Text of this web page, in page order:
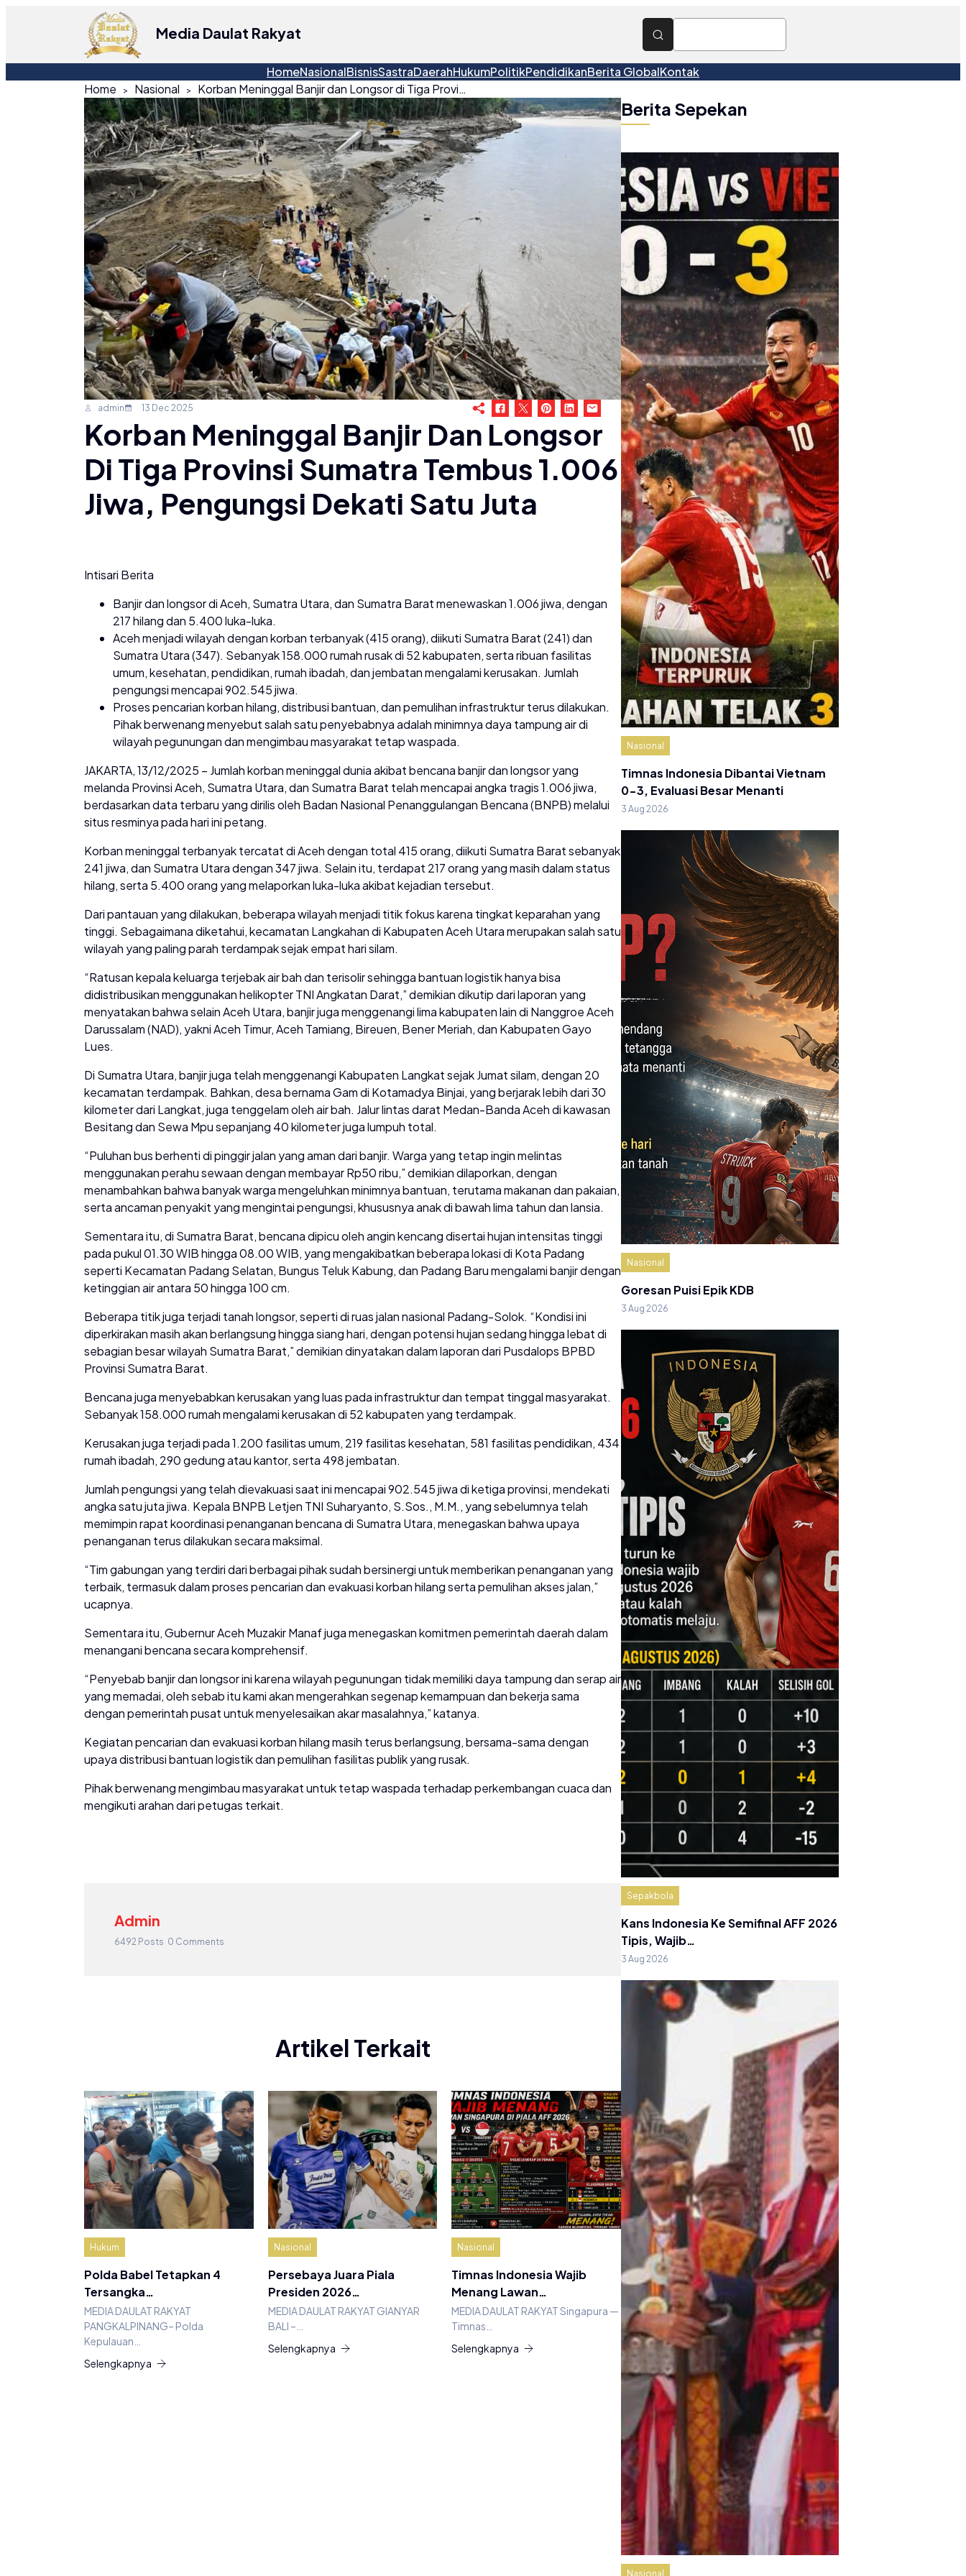
Media Daulat Rakyat
HomeNasionalBisnisSastraDaerahHukumPolitikPendidikanBerita GlobalKontak
Home
Nasional Korban Meninggal Banjir dan Longsor di Tiga Provinsi Sumatra Tembus 1.006 Jiwa, Pengungsi Dekati Satu Juta
admin 13 Dec 2025
Korban Meninggal Banjir Dan Longsor
Di Tiga Provinsi Sumatra Tembus 1.006
Jiwa, Pengungsi Dekati Satu Juta
Intisari Berita
Banjir dan longsor di Aceh, Sumatra Utara, dan Sumatra Barat menewaskan 1.006 jiwa, dengan
217 hilang dan 5.400 luka-luka.
Aceh menjadi wilayah dengan korban terbanyak (415 orang), diikuti Sumatra Barat (241) dan
Sumatra Utara (347). Sebanyak 158.000 rumah rusak di 52 kabupaten, serta ribuan fasilitas
umum, kesehatan, pendidikan, rumah ibadah, dan jembatan mengalami kerusakan. Jumlah
pengungsi mencapai 902.545 jiwa.
Proses pencarian korban hilang, distribusi bantuan, dan pemulihan infrastruktur terus dilakukan.
Pihak berwenang menyebut salah satu penyebabnya adalah minimnya daya tampung air di
wilayah pegunungan dan mengimbau masyarakat tetap waspada.
JAKARTA, 13/12/2025 – Jumlah korban meninggal dunia akibat bencana banjir dan longsor yang
melanda Provinsi Aceh, Sumatra Utara, dan Sumatra Barat telah mencapai angka tragis 1.006 jiwa,
berdasarkan data terbaru yang dirilis oleh Badan Nasional Penanggulangan Bencana (BNPB) melalui
situs resminya pada hari ini petang.
Korban meninggal terbanyak tercatat di Aceh dengan total 415 orang, diikuti Sumatra Barat sebanyak
241 jiwa, dan Sumatra Utara dengan 347 jiwa. Selain itu, terdapat 217 orang yang masih dalam status
hilang, serta 5.400 orang yang melaporkan luka-luka akibat kejadian tersebut.
Dari pantauan yang dilakukan, beberapa wilayah menjadi titik fokus karena tingkat keparahan yang
tinggi. Sebagaimana diketahui, kecamatan Langkahan di Kabupaten Aceh Utara merupakan salah satu
wilayah yang paling parah terdampak sejak empat hari silam.
“Ratusan kepala keluarga terjebak air bah dan terisolir sehingga bantuan logistik hanya bisa
didistribusikan menggunakan helikopter TNI Angkatan Darat,” demikian dikutip dari laporan yang
menyatakan bahwa selain Aceh Utara, banjir juga menggenangi lima kabupaten lain di Nanggroe Aceh
Darussalam (NAD), yakni Aceh Timur, Aceh Tamiang, Bireuen, Bener Meriah, dan Kabupaten Gayo
Lues.
Di Sumatra Utara, banjir juga telah menggenangi Kabupaten Langkat sejak Jumat silam, dengan 20
kecamatan terdampak. Bahkan, desa bernama Gam di Kotamadya Binjai, yang berjarak lebih dari 30
kilometer dari Langkat, juga tenggelam oleh air bah. Jalur lintas darat Medan-Banda Aceh di kawasan
Besitang dan Sewa Mpu sepanjang 40 kilometer juga lumpuh total.
“Puluhan bus berhenti di pinggir jalan yang aman dari banjir. Warga yang tetap ingin melintas
menggunakan perahu sewaan dengan membayar Rp50 ribu,” demikian dilaporkan, dengan
menambahkan bahwa banyak warga mengeluhkan minimnya bantuan, terutama makanan dan pakaian,
serta ancaman penyakit yang mengintai pengungsi, khususnya anak di bawah lima tahun dan lansia.
Sementara itu, di Sumatra Barat, bencana dipicu oleh angin kencang disertai hujan intensitas tinggi
pada pukul 01.30 WIB hingga 08.00 WIB, yang mengakibatkan beberapa lokasi di Kota Padang
seperti Kecamatan Padang Selatan, Bungus Teluk Kabung, dan Padang Baru mengalami banjir dengan
ketinggian air antara 50 hingga 100 cm.
Beberapa titik juga terjadi tanah longsor, seperti di ruas jalan nasional Padang-Solok. “Kondisi ini
diperkirakan masih akan berlangsung hingga siang hari, dengan potensi hujan sedang hingga lebat di
sebagian besar wilayah Sumatra Barat,” demikian dinyatakan dalam laporan dari Pusdalops BPBD
Provinsi Sumatra Barat.
Bencana juga menyebabkan kerusakan yang luas pada infrastruktur dan tempat tinggal masyarakat.
Sebanyak 158.000 rumah mengalami kerusakan di 52 kabupaten yang terdampak.
Kerusakan juga terjadi pada 1.200 fasilitas umum, 219 fasilitas kesehatan, 581 fasilitas pendidikan, 434
rumah ibadah, 290 gedung atau kantor, serta 498 jembatan.
Jumlah pengungsi yang telah dievakuasi saat ini mencapai 902.545 jiwa di ketiga provinsi, mendekati
angka satu juta jiwa. Kepala BNPB Letjen TNI Suharyanto, S.Sos., M.M., yang sebelumnya telah
memimpin rapat koordinasi penanganan bencana di Sumatra Utara, menegaskan bahwa upaya
penanganan terus dilakukan secara maksimal.
“Tim gabungan yang terdiri dari berbagai pihak sudah bersinergi untuk memberikan penanganan yang
terbaik, termasuk dalam proses pencarian dan evakuasi korban hilang serta pemulihan akses jalan,”
ucapnya.
Sementara itu, Gubernur Aceh Muzakir Manaf juga menegaskan komitmen pemerintah daerah dalam
menangani bencana secara komprehensif.
“Penyebab banjir dan longsor ini karena wilayah pegunungan tidak memiliki daya tampung dan serap air
yang memadai, oleh sebab itu kami akan mengerahkan segenap kemampuan dan bekerja sama
dengan pemerintah pusat untuk menyelesaikan akar masalahnya,” katanya.
Kegiatan pencarian dan evakuasi korban hilang masih terus berlangsung, bersama-sama dengan
upaya distribusi bantuan logistik dan pemulihan fasilitas publik yang rusak.
Pihak berwenang mengimbau masyarakat untuk tetap waspada terhadap perkembangan cuaca dan
mengikuti arahan dari petugas terkait.
Admin
6492 Posts 0 Comments
Artikel Terkait
Hukum
Polda Babel Tetapkan 4
Tersangka…
MEDIA DAULAT RAKYAT
PANGKALPINANG– Polda
Kepulauan…
Selengkapnya
Nasional
Persebaya Juara Piala
Presiden 2026…
MEDIA DAULAT RAKYAT GIANYAR
BALI –…
Selengkapnya
Nasional
Timnas Indonesia Wajib
Menang Lawan…
MEDIA DAULAT RAKYAT Singapura —
Timnas…
Selengkapnya
Berita Sepekan
Nasional
Timnas Indonesia Dibantai Vietnam
0-3, Evaluasi Besar Menanti
3 Aug 2026
Nasional
Goresan Puisi Epik KDB
3 Aug 2026
Sepakbola
Kans Indonesia Ke Semifinal AFF 2026
Tipis, Wajib…
3 Aug 2026
Nasional